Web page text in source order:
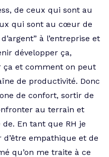
de ceux qui sont au
qui sont au cœur de
à l’entreprise et
développer ça,
et comment on peut
de productivité. Donc
de confort, sortir de
au terrain et
En tant que RH je
d’être empathique et de
qu’on me traite à ce